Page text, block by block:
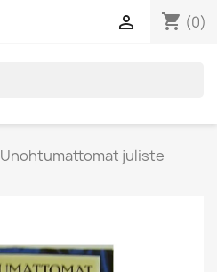
shopping_cart (0)

Unohtumattomat juliste